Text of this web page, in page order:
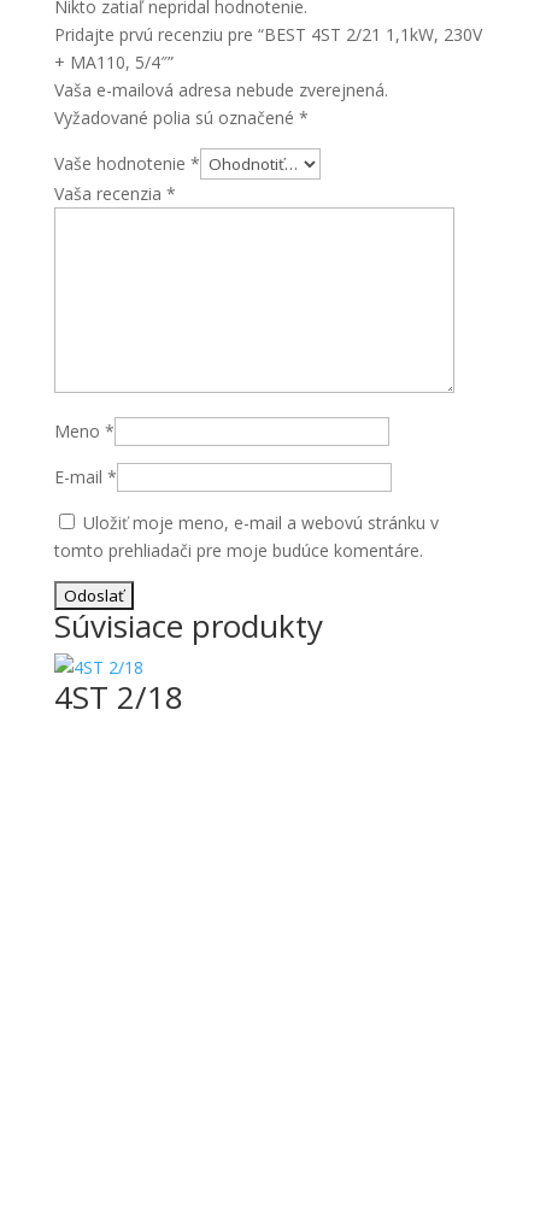
5/4"
Nikto zatiaľ nepridal hodnotenie.
Pridajte prvú recenziu pre “BEST 4ST 2/21 1,1kW, 230V
+ MA110, 5/4″”
Vaša e-mailová adresa nebude zverejnená.
Vyžadované polia sú označené *
Vaše hodnotenie *
Vaša recenzia *
Meno *
E-mail *
Uložiť moje meno, e-mail a webovú stránku v
tomto prehliadači pre moje budúce komentáre.
Súvisiace produkty
4ST 2/18